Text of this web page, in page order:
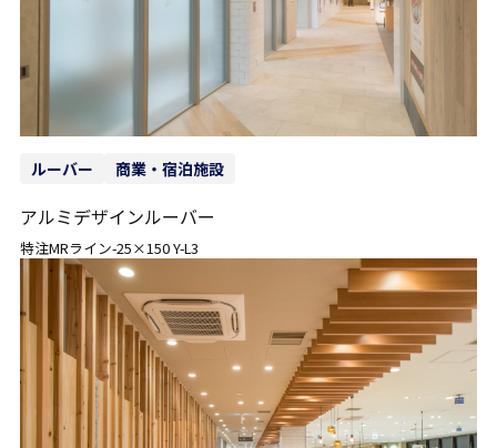
ルーバー 商業・宿泊施設
アルミデザインルーバー
特注MRライン-25×150 Y-L3